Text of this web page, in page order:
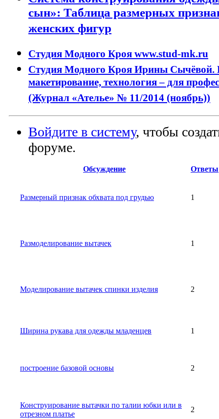
сын»: Таблица размерных
женских фигур
Студия Модного Кроя www.stud-mk.ru
Студия Модного Кроя Ирины Сычёвой.
макетирование, технология – для
(Журнал «Ателье» № 11/2014 (ноябрь))
Войдите в систему, чтобы
форуме.
Обсуждение Ответы
Размерный признак обхвата под грудью 1
Размоделирование вытачек 1
Моделирование вытачек спинки изделия 2
Ширина рукава для одежды младенцев 1
построение базовой основы 2
Конструирование вытачки по талии юбки или в
отрезном платье
2